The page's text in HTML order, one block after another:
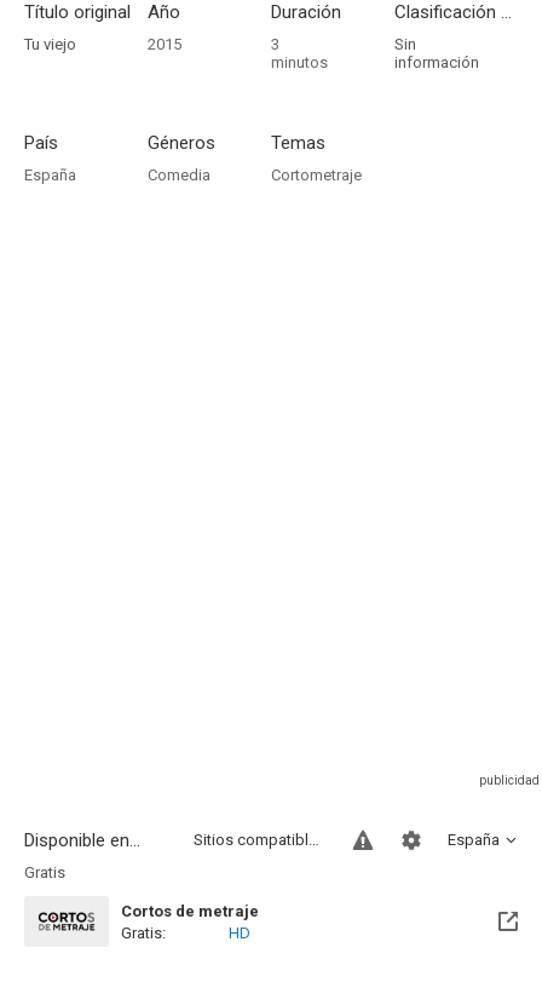
Título original
Tu viejo
Año
2015
Duración
3
minutos
Clasificación por edades
Sin
información
País
España
Géneros
Comedia
Temas
Cortometraje
Disponible en... España
Sitios compatibles
Gratis
Cortos de metraje
Gratis:
HD